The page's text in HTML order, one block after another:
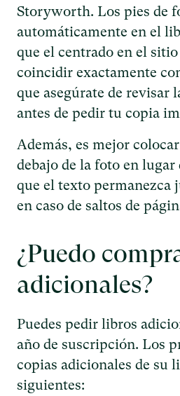
Storyworth. Los pies de
automáticamente en el
que el centrado en el
coincidir exactamente
que asegúrate de revisar
antes de pedir tu copia
Además, es mejor
debajo de la foto en lugar
que el texto permanezca
en caso de saltos de
¿Puedo
adicionales?
Puedes pedir libros
año de suscripción. Los
copias adicionales de su
siguientes: